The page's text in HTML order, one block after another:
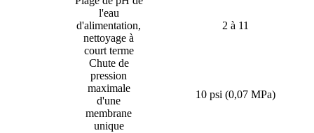
l'eau
d'alimentation,
nettoyage à
court terme
2 à 11
Chute de
pression
maximale
d'une
membrane
unique
10 psi (0,07 MPa)